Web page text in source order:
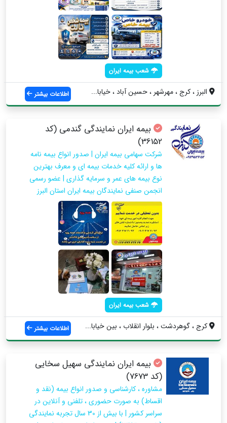
شعب بیمه ایران
البرز ، کرج ، مهرشهر ، حسین آباد ، خیابا... اطلاعات بیشتر
بیمه ایران نمایندگی گندمی (کد
36152)
شرکت سهامی بیمه ایران | صدور انواع بیمه نامه
ها و ارائه کلیه خدمات بیمه ای و معرف بهترین
نوع بیمه های عمر و سرمایه گذاری | عضو رسمی
انجمن صنفی نمایندگان بیمه ایران استان البرز
شعب بیمه ایران
کرج ، گوهردشت ، بلوار انقلاب ، بین خیابا... اطلاعات بیشتر
بیمه ایران نمایندگی سهیل سخایی
(کد 7673)
مشاوره ، کارشناسی و صدور انواع بیمه (نقد و
اقساط) به صورت حضوری ، تلفنی و آنلاین در
سراسر کشور | با بیش از 30 سال تجربه نمایندگی